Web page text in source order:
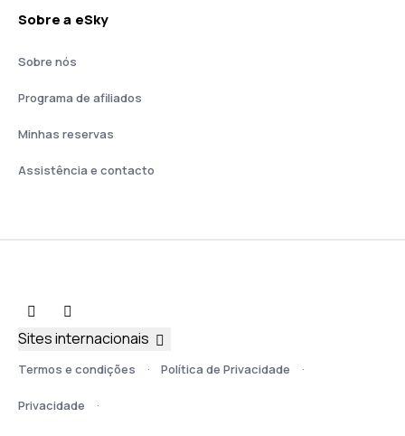
Sobre a eSky
Sobre nós
Programa de afiliados
Minhas reservas
Assistência e contacto
Termos e condições Política de Privacidade
Privacidade
Sites internacionais